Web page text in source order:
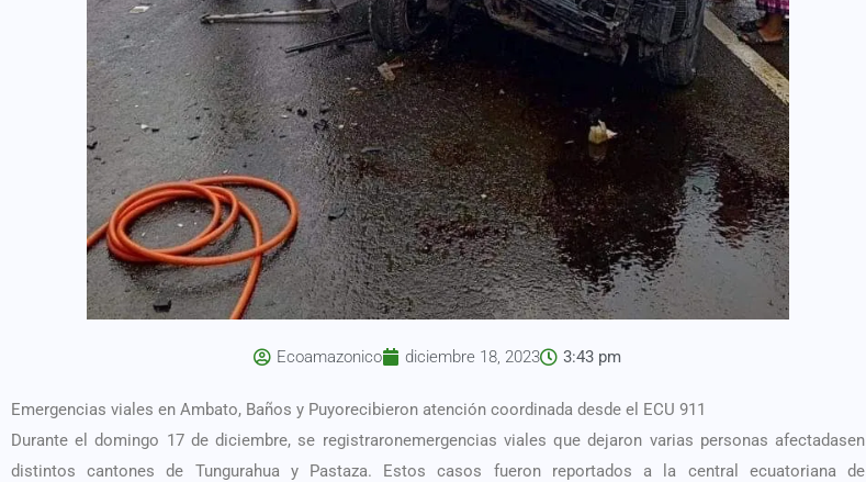
Ecoamazonico diciembre 18, 2023 3:43 pm
Emergencias viales en Ambato, Baños y Puyorecibieron atención coordinada desde el ECU 911
Durante el domingo 17 de diciembre, se registraronemergencias viales que dejaron varias personas afectadasen
distintos cantones de Tungurahua y Pastaza. Estos casos fueron reportados a la central ecuatoriana de